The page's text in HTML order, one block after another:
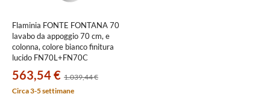
Flaminia FONTE FONTANA 70
lavabo da appoggio 70 cm, e
colonna, colore bianco finitura
lucido FN70L+FN70C
563,54 € 1.039,44 €
Circa 3-5 settimane